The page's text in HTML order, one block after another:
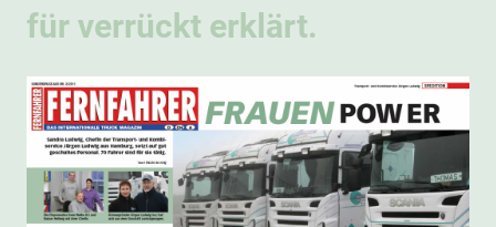
für verrückt erklärt.